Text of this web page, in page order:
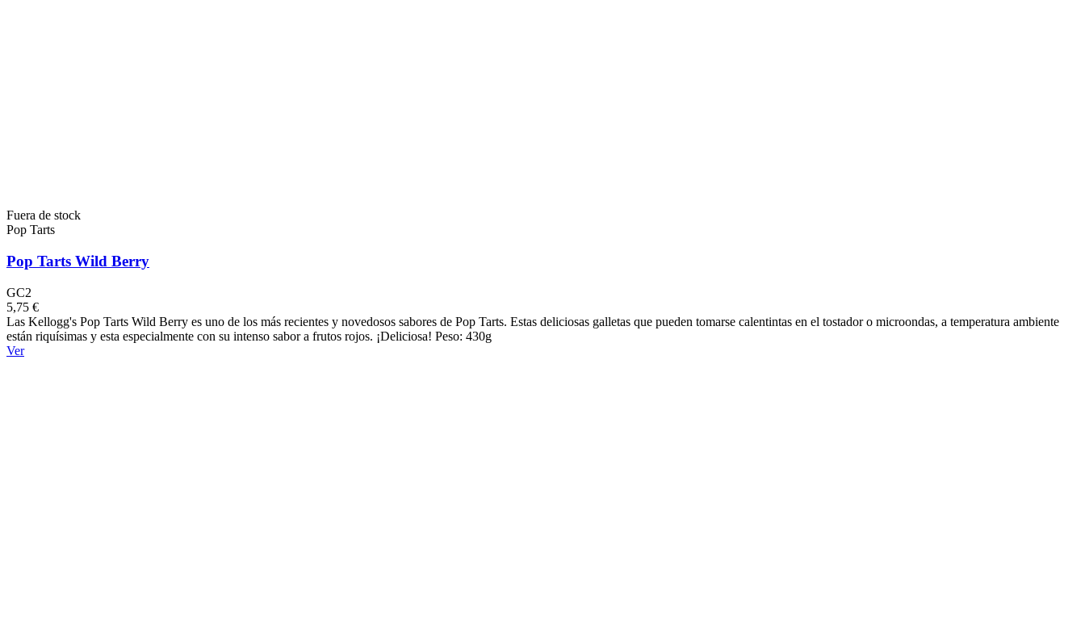
Fuera de stock
Pop Tarts
Pop Tarts Wild Berry
GC2
5,75 €
Las Kellogg's Pop Tarts Wild Berry es uno de los más recientes y novedosos sabores de Pop Tarts. Estas deliciosas galletas que pueden tomarse calentintas en el tostador o microondas, a temperatura ambiente
están riquísimas y esta especialmente con su intenso sabor a frutos rojos. ¡Deliciosa! Peso: 430g
Ver